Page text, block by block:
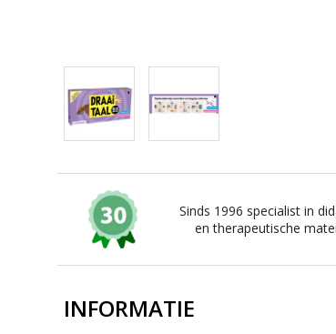
Sinds 1996 specialist in
en therapeutische
INFORMATIE